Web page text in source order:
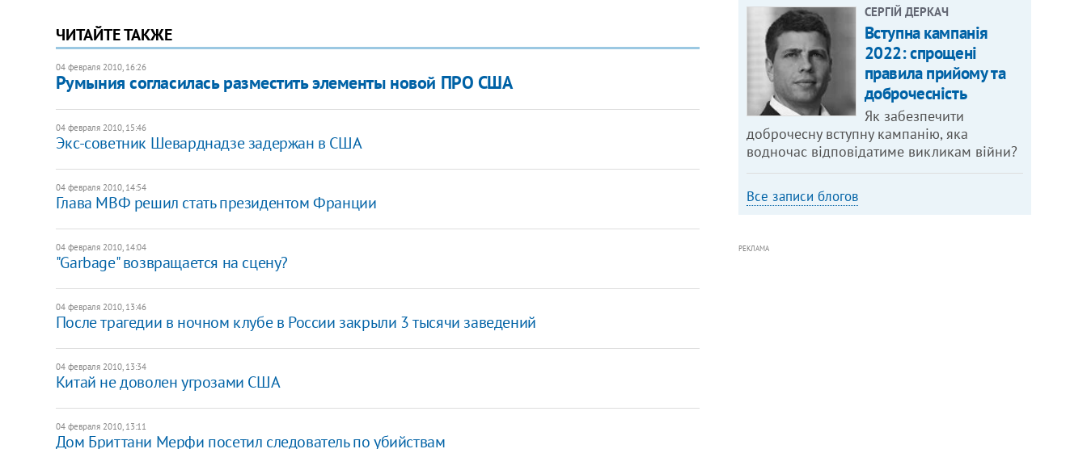
ЧИТАЙТЕ ТАКЖЕ
04 февраля 2010, 16:26
Румыния согласилась разместить элементы новой ПРО США
04 февраля 2010, 15:46
Экс-советник Шеварднадзе задержан в США
04 февраля 2010, 14:54
Глава МВФ решил стать президентом Франции
04 февраля 2010, 14:04
"Garbage" возвращается на сцену?
04 февраля 2010, 13:46
После трагедии в ночном клубе в России закрыли 3 тысячи заведений
04 февраля 2010, 13:34
Китай не доволен угрозами США
04 февраля 2010, 13:11
Дом Бриттани Мерфи посетил следователь по убийствам
СЕРГІЙ ДЕРКАЧ
Вступна кампанія
2022: спрощені
правила прийому та
доброчесність
Як забезпечити
доброчесну вступну кампанію, яка
водночас відповідатиме викликам війни?
Все записи блогов
РЕКЛАМА